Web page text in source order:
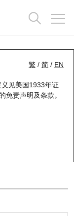
繁 / 简 / EN
见美国1933年证
免责声明及条款。